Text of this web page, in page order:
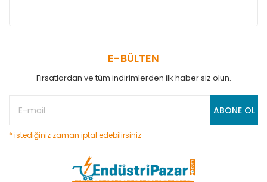
E-BÜLTEN
Fırsatlardan ve tüm indirimlerden ilk haber siz olun.
ABONE OL
* istediğiniz zaman iptal edebilirsiniz